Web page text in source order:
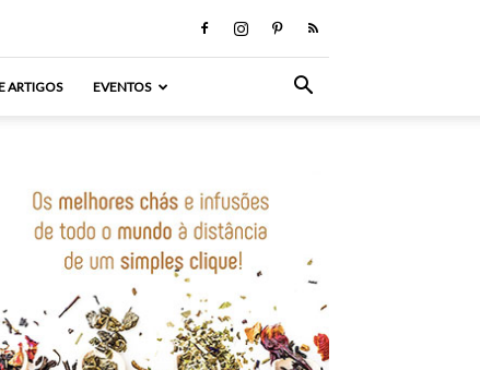
ARTIGOS EVENTOS